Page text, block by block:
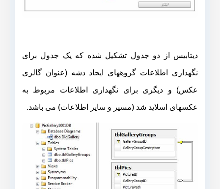
دیتابیس از دو جدول تشکیل شده که یک جدول برای
نگهداری اطلاعات گروههای ایجاد دشه (عنوان گالری
عکس) و دیگری برای نگهداری اطلاعات مربوط به
عکسهای اسلاید شد (مسیر و سایر اطلاعات) می باشد.